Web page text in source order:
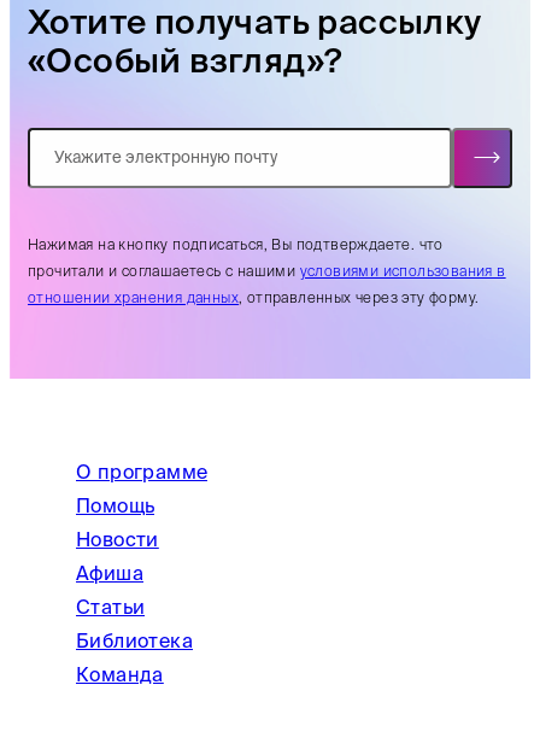
Хотите получать рассылку
«Особый взгляд»?
Нажимая на кнопку подписаться, Вы подтверждаете. что
прочитали и соглашаетесь с нашими условиями использования в
отношении хранения данных , отправленных через эту форму.
О программе
Помощь
Новости
Афиша
Статьи
Библиотека
Команда